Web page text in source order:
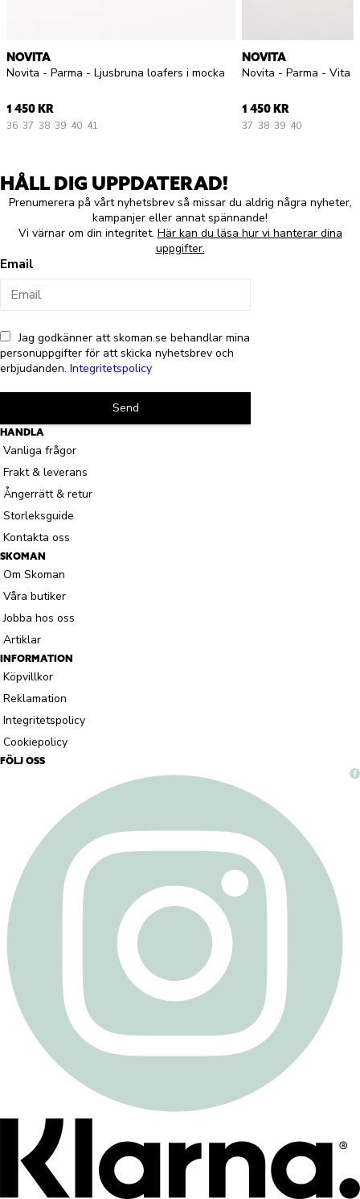
NOVITA
Novita - Parma - Ljusbruna loafers i mocka
1 450 KR
36 37 38 39 40 41
NOVITA
Novita - Parma - Vita
1 450 KR
37 38 39 40
HÅLL DIG UPPDATERAD!
Prenumerera på vårt nyhetsbrev så missar du aldrig några nyheter,
kampanjer eller annat spännande!
Vi värnar om din integritet. Här kan du läsa hur vi hanterar dina
uppgifter.
Email
Jag godkänner att skoman.se behandlar mina
personuppgifter för att skicka nyhetsbrev och
erbjudanden. Integritetspolicy
Send
HANDLA
Vanliga frågor
Frakt & leverans
Ångerrätt & retur
Storleksguide
Kontakta oss
SKOMAN
Om Skoman
Våra butiker
Jobba hos oss
Artiklar
INFORMATION
Köpvillkor
Reklamation
Integritetspolicy
Cookiepolicy
FÖLJ OSS